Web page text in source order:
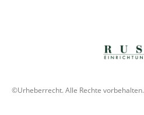
©Urheberrecht. Alle Rechte vorbehalten.